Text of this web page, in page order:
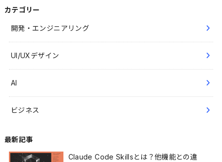
カテゴリー
開発・エンジニアリング
UI/UXデザイン
AI
ビジネス
最新記事
Claude Code Skillsとは？他機能との違